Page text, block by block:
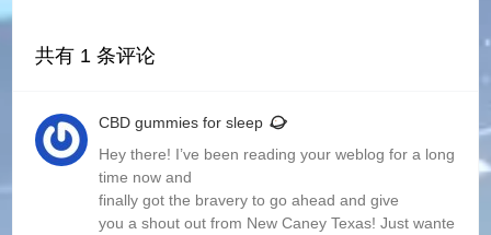
共有 1 条评论
CBD gummies for sleep
Hey there! I’ve been reading your weblog for a long
time now and
finally got the bravery to go ahead and give
you a shout out from New Caney Texas! Just wante